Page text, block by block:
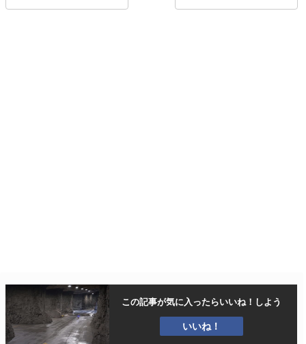
この記事が気に入ったらいいね！しよう
いいね！